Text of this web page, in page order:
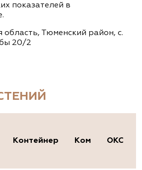
показателей в
область, Тюменский район, с.
20/2
Контейнер Ком ОКС